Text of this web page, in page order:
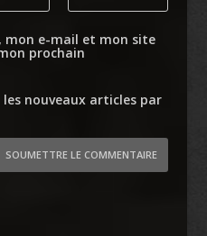
mon e-mail et mon site
prochain
nouveaux articles par
SOUMETTRE LE COMMENTAIRE